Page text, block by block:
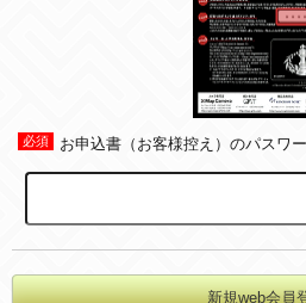
お申込書（お客様控え）のパスワ